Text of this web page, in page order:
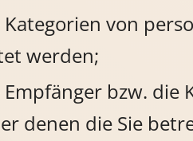
Kategorien von
werden;
Empfänger bzw. die
denen die Sie